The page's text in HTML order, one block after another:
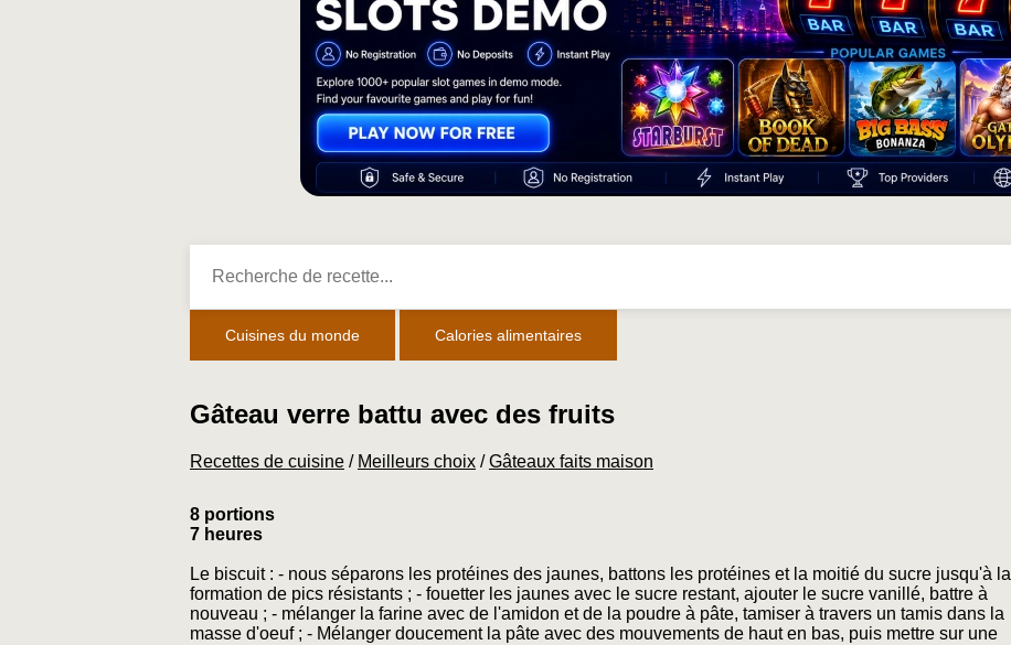
Cuisines du monde Calories alimentaires
Gâteau verre battu avec des fruits
Recettes de cuisine / Meilleurs choix /Gâteaux faits maison
8 portions
7 heures
Le biscuit : - nous séparons les protéines des jaunes, battons les protéines et la moitié du sucre jusqu'à la
formation de pics résistants ; - fouetter les jaunes avec le sucre restant, ajouter le sucre vanillé, battre à
nouveau ; - mélanger la farine avec de l'amidon et de la poudre à pâte, tamiser à travers un tamis dans la
masse d'oeuf ; - Mélanger doucement la pâte avec des mouvements de haut en bas, puis mettre sur une